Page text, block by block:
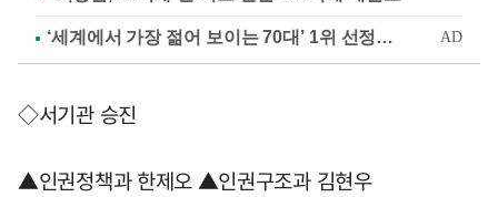
◇서기관 승진
▲인권정책과 한제오 ▲인권구조과 김현우